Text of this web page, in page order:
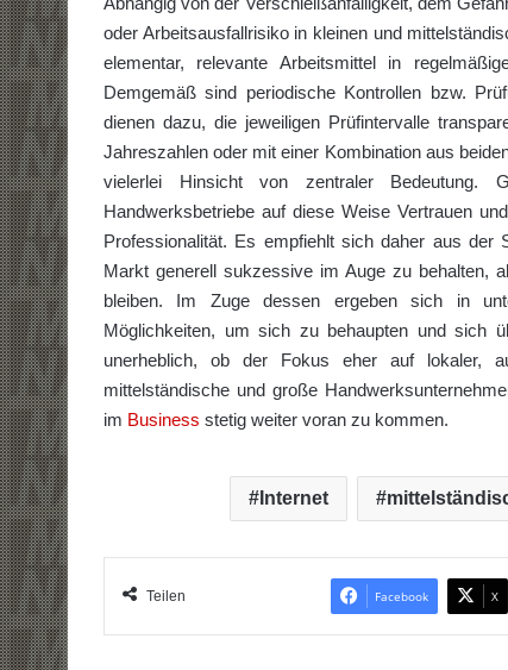
oder Arbeitsausfallrisiko in kleinen und
elementar, relevante Arbeitsmittel in
Demgemäß sind periodische Kontrollen bzw.
dienen dazu, die jeweiligen Prüfintervalle
Jahreszahlen oder mit einer Kombination aus
vielerlei Hinsicht von zentraler Bedeutung.
Handwerksbetriebe auf diese Weise Vertrauen
Professionalität. Es empfiehlt sich daher aus der
Markt generell sukzessive im Auge zu behalten,
bleiben. Im Zuge dessen ergeben sich in
Möglichkeiten, um sich zu behaupten und sich
unerheblich, ob der Fokus eher auf lokaler,
mittelständische und große
im Business stetig weiter voran zu kommen.
Internet
Teilen Facebook X